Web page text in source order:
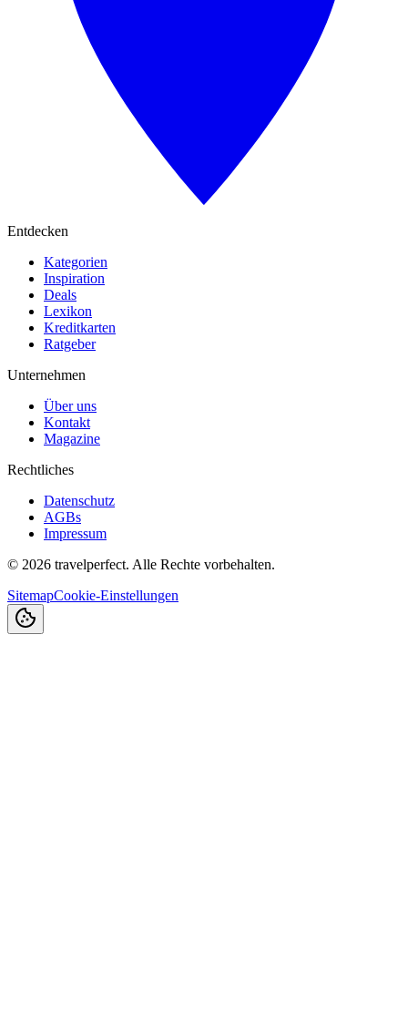
Entdecken
Kategorien
Inspiration
Deals
Lexikon
Kreditkarten
Ratgeber
Unternehmen
Über uns
Kontakt
Magazine
Rechtliches
Datenschutz
AGBs
Impressum
© 2026 travelperfect. Alle Rechte vorbehalten.
SitemapCookie-Einstellungen